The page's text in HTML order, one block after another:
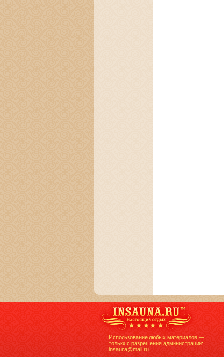
Использование любых материалов —
только с разрешения администрации:
insauna@mail.ru